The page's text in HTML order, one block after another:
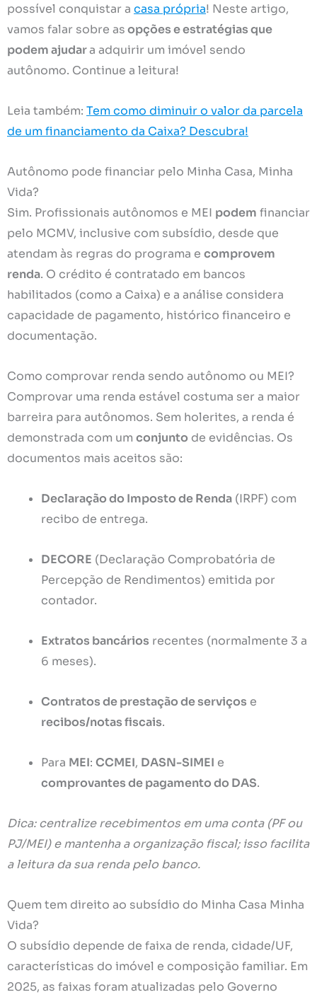
possível conquistar a casa própria! Neste artigo,
vamos falar sobre asopções e estratégias que
podem ajudara adquirir um imóvel sendo
autônomo. Continue a leitura!
Leia também: Tem como diminuir o valor da parcela
de um financiamento da Caixa? Descubra!
Autônomo pode financiar pelo Minha Casa, Minha
Vida?
Sim. Profissionais autônomos e MEI podem financiar
pelo MCMV, inclusive com subsídio, desde que
atendam às regras do programa e comprovem
renda. O crédito é contratado em bancos
habilitados (como a Caixa) e a análise considera
capacidade de pagamento, histórico financeiro e
documentação.
Como comprovar renda sendo autônomo ou MEI?
Comprovar uma renda estável costuma ser a maior
barreira para autônomos. Sem holerites, a renda é
demonstrada com um conjunto de evidências. Os
documentos mais aceitos são:
Declaração do Imposto de Renda (IRPF) com
recibo de entrega.
DECORE (Declaração Comprobatória de
Percepção de Rendimentos) emitida por
contador.
Extratos bancários recentes (normalmente 3 a
6 meses).
Contratos de prestação de serviços e
recibos/notas fiscais.
Para MEI: CCMEI, DASN-SIMEI e
comprovantes de pagamento do DAS.
Dica: centralize recebimentos em uma conta (PF ou
PJ/MEI) e mantenha a organização fiscal; isso facilita
a leitura da sua renda pelo banco.
Quem tem direito ao subsídio do Minha Casa Minha
Vida?
O subsídio depende de faixa de renda, cidade/UF,
características do imóvel e composição familiar. Em
2025, as faixas foram atualizadas pelo Governo